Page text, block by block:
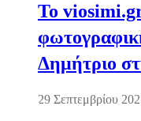
Το viosimi.gr
Δημήτριο
29 Σεπτεμβρίου